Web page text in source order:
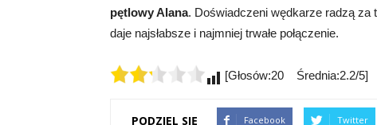
pętlowy Alana. Doświadczeni wędkarze radzą za
daje najsłabsze i najmniej trwałe połączenie.
[Głosów:20 Średnia:2.2/5]
PODZIEL SIĘ Facebook Twitter